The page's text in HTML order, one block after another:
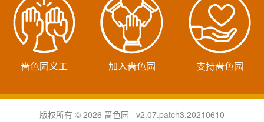
啬色园义工 加入啬色园 支持啬色园
版权所有 © 2026 啬色园 v2.07.patch3.20210610